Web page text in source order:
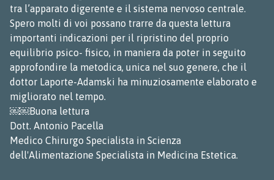
tra l’apparato digerente e il sistema nervoso centrale.
Spero molti di voi possano trarre da questa lettura
importanti indicazioni per il ripristino del proprio
equilibrio psico- fisico, in maniera da poter in seguito
approfondire la metodica, unica nel suo genere, che il
dottor Laporte-Adamski ha minuziosamente elaborato e
migliorato nel tempo.
￼￼Buona lettura
Dott. Antonio Pacella
Medico Chirurgo Specialista in Scienza
dell'Alimentazione Specialista in Medicina Estetica.